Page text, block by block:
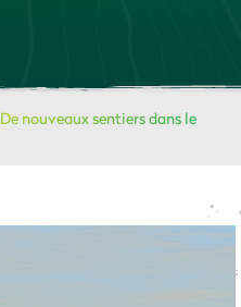
De nouveaux sentiers dans le